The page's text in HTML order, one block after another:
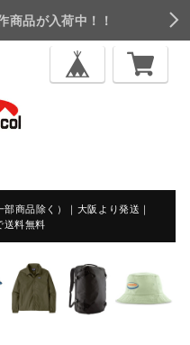
品が入荷中！！
商品除く）｜大阪より発送｜
送料無料